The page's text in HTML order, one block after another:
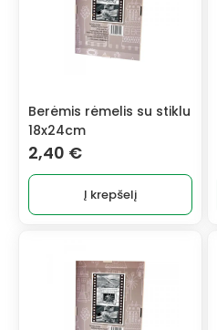
Berėmis rėmelis su stiklu
18x24cm
2,40 €
Į krepšelį